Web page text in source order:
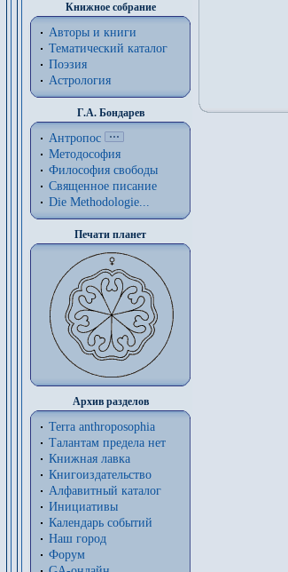
Книжное собрание
Авторы и книги
Тематический каталог
Поэзия
Астрология
Г.А. Бондарев
Антропос
Методософия
Философия cвободы
Священное писание
Die Methodologie...
Печати планет
Архив разделов
Terra anthroposophia
Талантам предела нет
Книжная лавка
Книгоиздательство
Алфавитный каталог
Инициативы
Календарь событий
Наш город
Форум